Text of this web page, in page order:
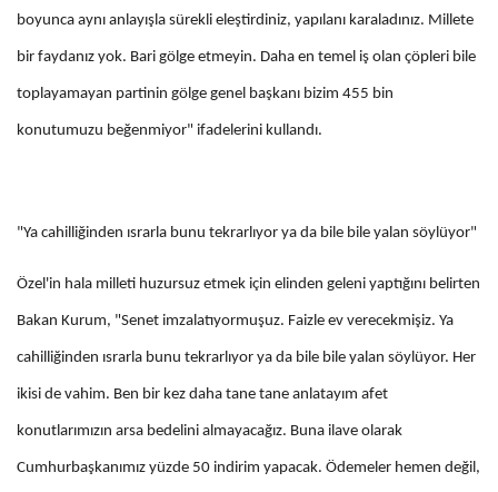
boyunca aynı anlayışla sürekli eleştirdiniz, yapılanı karaladınız. Millete
bir faydanız yok. Bari gölge etmeyin. Daha en temel iş olan çöpleri bile
toplayamayan partinin gölge genel başkanı bizim 455 bin
konutumuzu beğenmiyor" ifadelerini kullandı.
"Ya cahilliğinden ısrarla bunu tekrarlıyor ya da bile bile yalan söylüyor"
Özel'in hala milleti huzursuz etmek için elinden geleni yaptığını belirten
Bakan Kurum, "Senet imzalatıyormuşuz. Faizle ev verecekmişiz. Ya
cahilliğinden ısrarla bunu tekrarlıyor ya da bile bile yalan söylüyor. Her
ikisi de vahim. Ben bir kez daha tane tane anlatayım afet
konutlarımızın arsa bedelini almayacağız. Buna ilave olarak
Cumhurbaşkanımız yüzde 50 indirim yapacak. Ödemeler hemen değil,